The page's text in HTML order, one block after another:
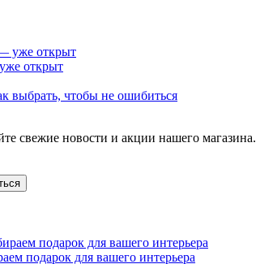
открыт
выбрать, чтобы не ошибиться
свежие новости и акции нашего магазина.
подарок для вашего интерьера